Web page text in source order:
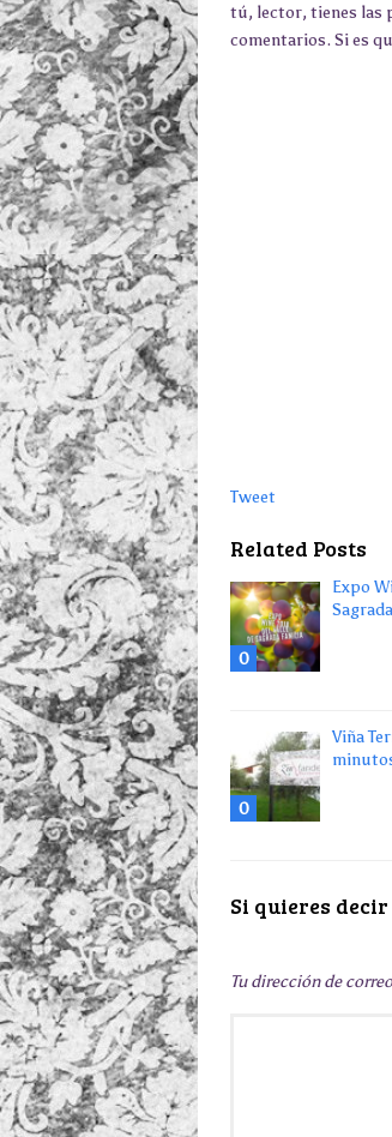
tú, lector, tienes las
comentarios. Si es
Tweet
Related Posts
0
Expo
0
Viña
Si quieres
Tu dirección de